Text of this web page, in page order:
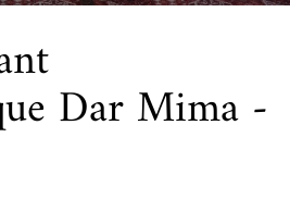
Dar Mima -